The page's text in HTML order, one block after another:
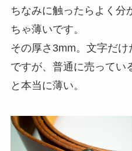
ちなみに触ったらよく分
ちゃ薄いです。
その厚さ3mm。文字だ
ですが、普通に売ってい
と本当に薄い。